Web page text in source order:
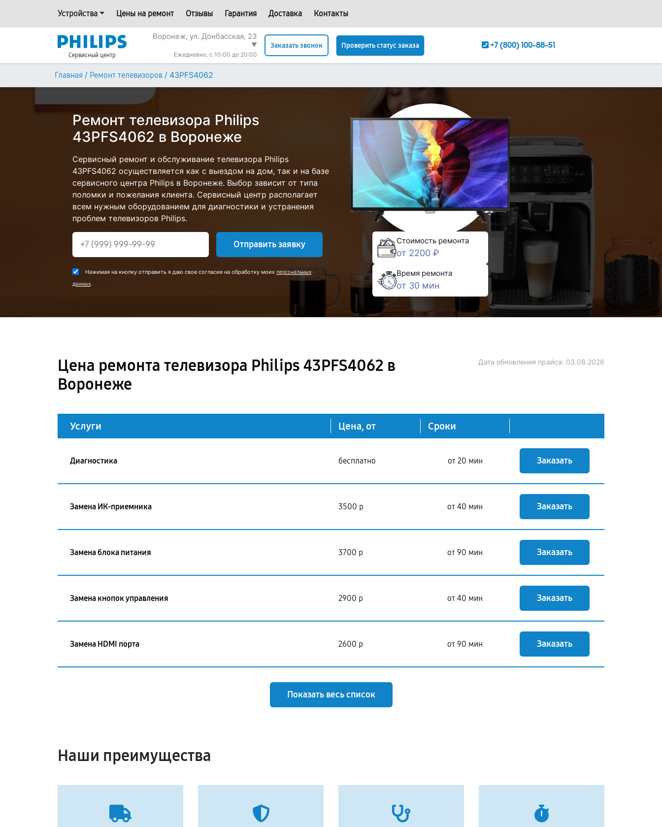
Устройства Цены на ремонт Отзывы Гарантия Доставка Контакты
Сервисный центр
Воронеж, ул. Донбасская, 23
▼
Ежедневно, с 10:00 до 20:00
Заказать звонок Проверить статус заказа +7 (800) 100-88-51
Главная / Ремонт телевизоров / 43PFS4062
Ремонт телевизора Philips
43PFS4062 в Воронеже
Сервисный ремонт и обслуживание телевизора Philips
43PFS4062 осуществляется как с выездом на дом, так и на базе
сервисного центра Philips в Воронеже. Выбор зависит от типа
поломки и пожелания клиента. Сервисный центр располагает
всем нужным оборудованием для диагностики и устранения
проблем телевизоров Philips.
Отправить заявку
Нажимая на кнопку отправить я даю свое согласие на обработку моих персональных
данных.
Стоимость ремонта
от 2200 ₽
Время ремонта
от 30 мин
Цена ремонта телевизора Philips 43PFS4062 в
Воронеже
Дата обновления прайса: 03.08.2026
Услуги Цена, от Сроки
Диагностика бесплатно от 20 мин Заказать
Замена ИК-приемника 3500 р от 40 мин Заказать
Замена блока питания 3700 р от 90 мин Заказать
Замена кнопок управления 2900 р от 40 мин Заказать
Замена HDMI порта 2600 р от 90 мин Заказать
Показать весь список
Наши преимущества